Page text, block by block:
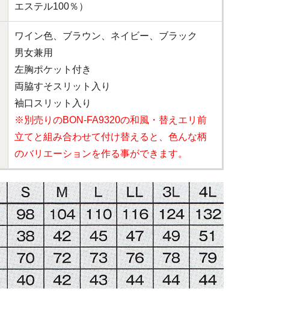
エステル100％）
ワイン色、ブラウン、ネイビー、ブラック
男女兼用
左胸ポケット付き
両脇すそスリット入り
袖口スリット入り
※別売りのBON-FA9320の和風・替えエリ前
立てと組み合わせて付け替えると、色んな柄
のバリエーションを作る事ができます。